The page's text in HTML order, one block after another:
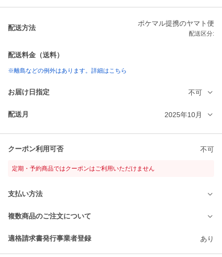
配送方法
ポケマル提携のヤマト便
配送区分:
配送料金（送料）
※離島などの例外はあります。詳細はこちら
お届け日指定 不可
配送月 2025年10月
クーポン利用可否 不可
定期・予約商品ではクーポンはご利用いただけません
支払い方法
複数商品のご注文について
適格請求書発行事業者登録 あり